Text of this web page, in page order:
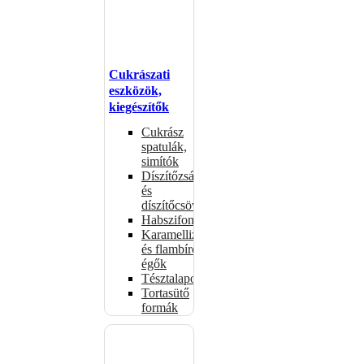
Cukrászati
eszközök,
kiegészítők
Cukrász
spatulák,
simítók
Díszítőzsákok
és
díszítőcsövek
Habszifonok
Karamellizáló
és flambírozó
égők
Tésztalapok
Tortasütő
formák